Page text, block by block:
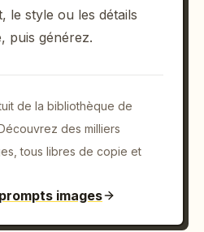
Utilisez une palette
rouille, rose poudré,
beige et denim
métrage d'animation
comme une feuille
soignée.
le style ou les détails
puis générez.
de la bibliothèque de
des milliers
tous libres de copie et
images